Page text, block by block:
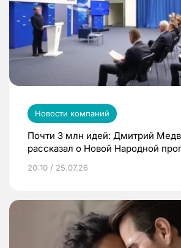
Новости компаний
Почти 3 млн идей: Дмитрий
рассказал о Новой Народной
20:10 / 25.07.26